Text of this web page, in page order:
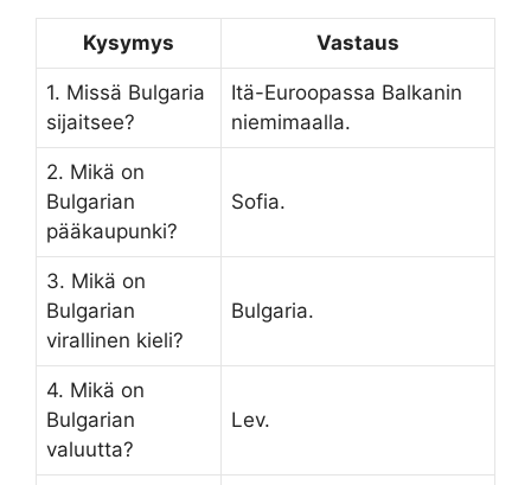
Kysymys Vastaus
1. Missä Bulgaria
sijaitsee?
Itä-Euroopassa Balkanin
niemimaalla.
2. Mikä on
Bulgarian
pääkaupunki?
Sofia.
3. Mikä on
Bulgarian
virallinen kieli?
Bulgaria.
4. Mikä on
Bulgarian
valuutta?
Lev.